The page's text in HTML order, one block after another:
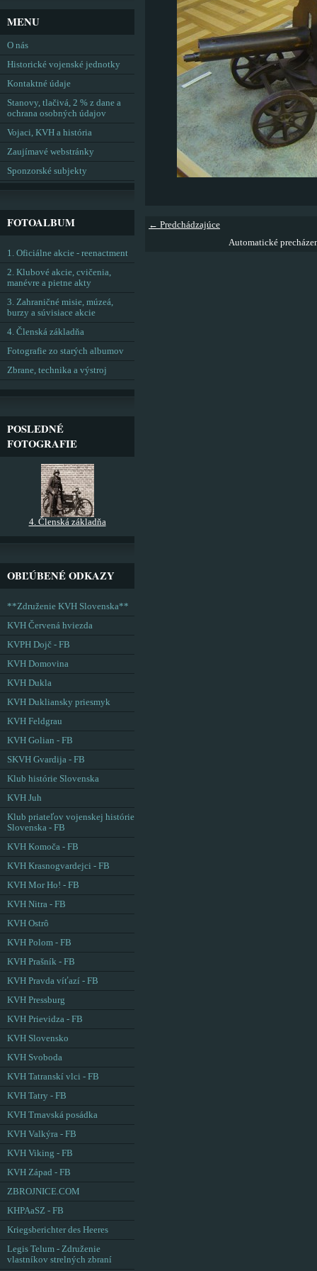
← Predchádzajúce
Automatické
MENU
O nás
Historické vojenské jednotky
Kontaktné údaje
Stanovy, tlačivá, 2 % z dane a
ochrana osobných údajov
Vojaci, KVH a história
Zaujímavé webstránky
Sponzorské subjekty
FOTOALBUM
1. Oficiálne akcie - reenactment
2. Klubové akcie, cvičenia,
manévre a pietne akty
3. Zahraničné misie, múzeá,
burzy a súvisiace akcie
4. Členská základňa
Fotografie zo starých albumov
Zbrane, technika a výstroj
POSLEDNÉ
FOTOGRAFIE
4. Členská základňa
OBĽÚBENÉ ODKAZY
**Združenie KVH Slovenska**
KVH Červená hviezda
KVPH Dojč - FB
KVH Domovina
KVH Dukla
KVH Dukliansky priesmyk
KVH Feldgrau
KVH Golian - FB
SKVH Gvardija - FB
Klub histórie Slovenska
KVH Juh
Klub priateľov vojenskej histórie
Slovenska - FB
KVH Komoča - FB
KVH Krasnogvardejci - FB
KVH Mor Ho! - FB
KVH Nitra - FB
KVH Ostrô
KVH Polom - FB
KVH Prašník - FB
KVH Pravda víťazí - FB
KVH Pressburg
KVH Prievidza - FB
KVH Slovensko
KVH Svoboda
KVH Tatranskí vlci - FB
KVH Tatry - FB
KVH Trnavská posádka
KVH Valkýra - FB
KVH Viking - FB
KVH Západ - FB
ZBROJNICE.COM
KHPAaSZ - FB
Kriegsberichter des Heeres
Legis Telum - Združenie
vlastníkov strelných zbraní